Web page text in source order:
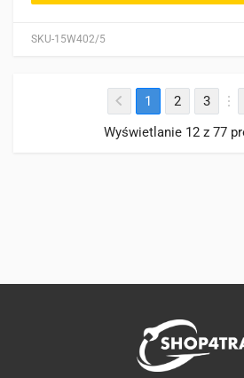
SKU-15W402/5
1 2 3
Wyświetlanie 12 z 77